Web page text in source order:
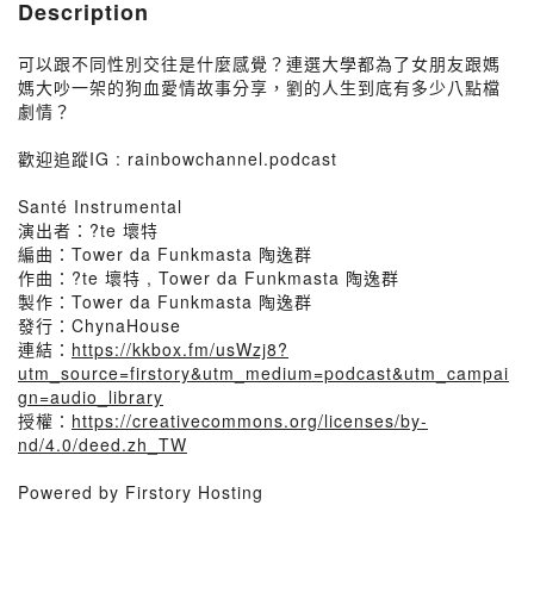
Description
可以跟不同性別交往是什麼感覺？連選大學都為了女朋友跟媽
媽大吵一架的狗血愛情故事分享，劉的人生到底有多少八點檔
劇情？
歡迎追蹤IG : rainbowchannel.podcast
Santé Instrumental
演出者：?te 壞特
編曲：Tower da Funkmasta 陶逸群
作曲：?te 壞特 , Tower da Funkmasta 陶逸群
製作：Tower da Funkmasta 陶逸群
發行：ChynaHouse
連結： https://kkbox.fm/usWzj8?
utm_source=firstory&utm_medium=podcast&utm_campai
gn=audio_library
授權： https://creativecommons.org/licenses/by-
nd/4.0/deed.zh_TW
Powered by Firstory Hosting